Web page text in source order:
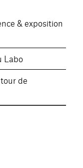
& exposition
Labo
de